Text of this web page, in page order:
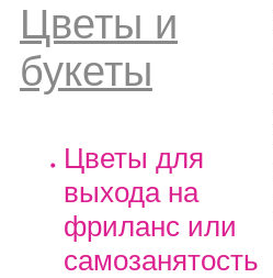
Цветы и
букеты
Цветы для
выхода на
фриланс или
самозанятость